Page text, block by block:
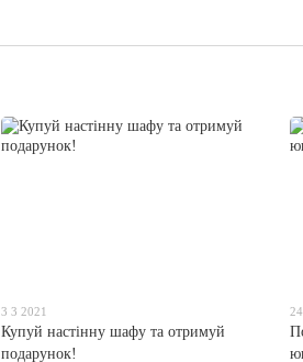
3 3 2021
Купуй настінну шафу та отримуй
подарунок!